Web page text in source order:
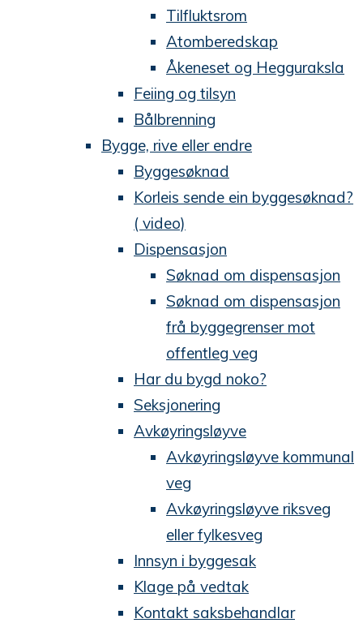
Tilfluktsrom
Atomberedskap
Åkeneset og Hegguraksla
Feiing og tilsyn
Bålbrenning
Bygge, rive eller endre
Byggesøknad
Korleis sende ein byggesøknad?
( video)
Dispensasjon
Søknad om dispensasjon
Søknad om dispensasjon
frå byggegrenser mot
offentleg veg
Har du bygd noko?
Seksjonering
Avkøyringsløyve
Avkøyringsløyve kommunal
veg
Avkøyringsløyve riksveg
eller fylkesveg
Innsyn i byggesak
Klage på vedtak
Kontakt saksbehandlar